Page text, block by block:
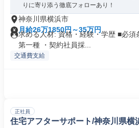
りに寄り添う徹底フォローあり！
神奈川県横浜市
月給26万1850円～35万円
求める人材: 資格・経験・学歴 ■必須
第一種 ・契約社員採...
交通費支給
正社員
住宅アフターサポート/神奈川県横